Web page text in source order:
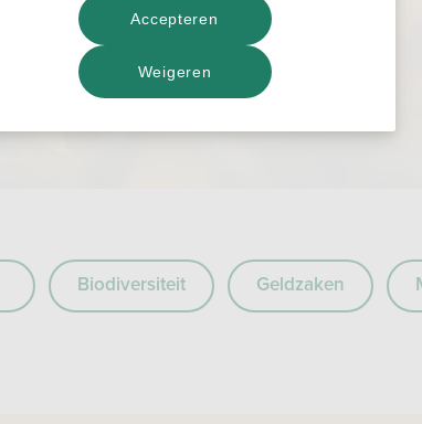
Biodiversiteit Geldzaken
Weigeren
Accepteren